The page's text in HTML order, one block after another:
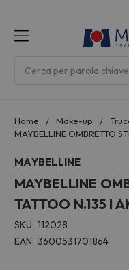
Home Make-up
MAYBELLINE OMBRETTO
MAYBELLINE
MAYBELLINE
TATTOO N.135 I
SKU: 112028
EAN: 3600531701864